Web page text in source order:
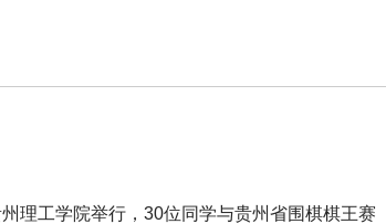
理工学院举行，30位同学与贵州省围棋棋王赛